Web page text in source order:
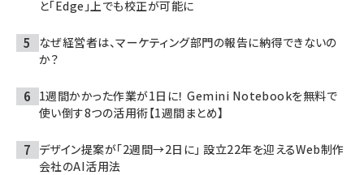
と「Edge」上でも校正が可能に
なぜ経営者は、マーケティング部門の報告に納得できないの
か？
1週間かかった作業が1日に！ Gemini Notebookを無料で
使い倒す8つの活用術【1週間まとめ】
デザイン提案が「2週間→2日に」 設立22年を迎えるWeb制作
会社のAI活用法